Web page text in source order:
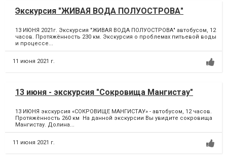
Экскурсия "ЖИВАЯ ВОДА ПОЛУОСТРОВА"
13 ИЮНЯ 2021г. Экскурсия "ЖИВАЯ ВОДА ПОЛУОСТРОВА" автобусом, 12
часов. Протяжённость 230 км. Экскурсия о проблемах питьевой воды
и процессе...
11 июня 2021 г.
13 июня - экскурсия "Сокровища Мангистау"
13 ИЮНЯ экскурсия «СОКРОВИЩЕ МАНГИСТАУ» - автобусом, 12 часов.
Протяжённость 260 км На данной экскурсии Вы увидите сокровища
Мангистау. Долина...
11 июня 2021 г.